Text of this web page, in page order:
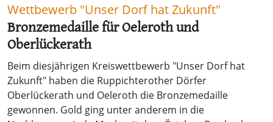
Wettbewerb "Unser Dorf hat Zukunft"
Bronzemedaille für Oeleroth und
Oberlückerath
Beim diesjährigen Kreiswettbewerb "Unser Dorf hat
Zukunft" haben die Ruppichterother Dörfer
Oberlückerath und Oeleroth die Bronzemedaille
gewonnen. Gold ging unter anderem in die